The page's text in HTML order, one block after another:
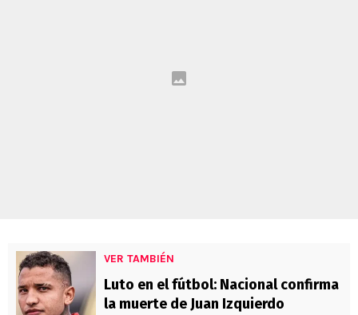
VER TAMBIÉN
Luto en el fútbol: Nacional confirma
la muerte de Juan Izquierdo